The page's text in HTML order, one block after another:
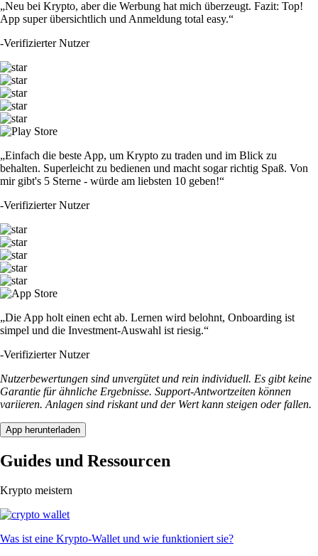
„Neu bei Krypto, aber die Werbung hat mich überzeugt. Fazit: Top!
App super übersichtlich und Anmeldung total easy.“
-Verifizierter Nutzer
„Einfach die beste App, um Krypto zu traden und im Blick zu
behalten. Superleicht zu bedienen und macht sogar richtig Spaß. Von
mir gibt's 5 Sterne - würde am liebsten 10 geben!“
-Verifizierter Nutzer
„Die App holt einen echt ab. Lernen wird belohnt, Onboarding ist
simpel und die Investment-Auswahl ist riesig.“
-Verifizierter Nutzer
Nutzerbewertungen sind unvergütet und rein individuell. Es gibt keine
Garantie für ähnliche Ergebnisse. Support-Antwortzeiten können
variieren. Anlagen sind riskant und der Wert kann steigen oder fallen.
App herunterladen
Guides und Ressourcen
Krypto meistern
Was ist eine Krypto-Wallet und wie funktioniert sie?